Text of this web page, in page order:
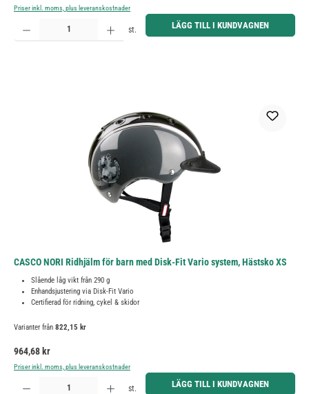
Priser inkl. moms, plus leveranskostnader
Produktkvantitet: Ange önskat belopp eller använd knapparna för att öka eller minska kvantiteten.
st. LÄGG TILL I KUNDVAGNEN
CASCO NORI Ridhjälm för barn med Disk-Fit Vario system, Hästsko XS
Slående låg vikt från 290 g
Enhandsjustering via Disk-Fit Vario
Certifierad för ridning, cykel & skidor
Varianter från 822,15 kr
Ordinarie pris:
964,68 kr
Priser inkl. moms, plus leveranskostnader
Produktkvantitet: Ange önskat belopp eller använd knapparna för att öka eller minska kvantiteten.
st. LÄGG TILL I KUNDVAGNEN